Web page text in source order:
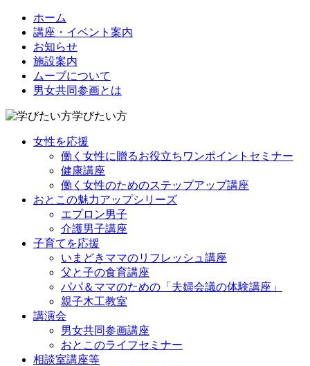
ホーム
講座・イベント案内
お知らせ
施設案内
ムーブについて
男女共同参画とは
学びたい方
女性を応援
働く女性に贈るお役立ちワンポイントセミナー
健康講座
働く女性のためのステップアップ講座
おとこの魅力アップシリーズ
エプロン男子
介護男子講座
子育てを応援
いまどきママのリフレッシュ講座
父と子の食育講座
パパ＆ママのための「夫婦会議の体験講座」
親子木工教室
講演会
男女共同参画講座
おとこのライフセミナー
相談室講座等